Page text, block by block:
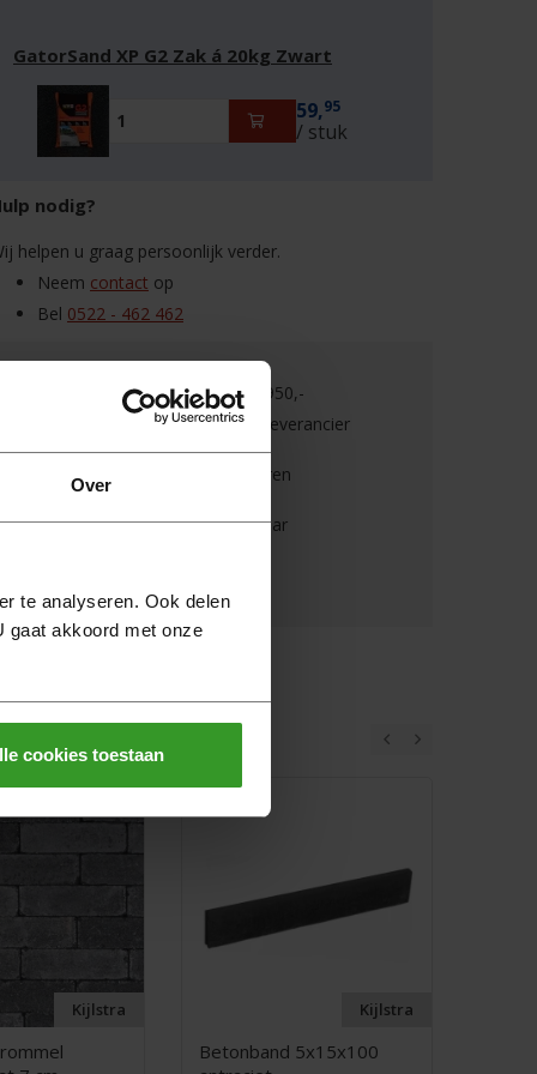
Over
te analyseren. Ook delen
gaat akkoord met onze
cookies toestaan
GatorSand XP G2 Zak á 20kg Zwart
59,95
/ stuk
nodig?
helpen u graag persoonlijk verder.
Neem contact op
Bel 0522 - 462 462
Gratis verzending boven €950,-
goederenwaarde van één leverancier
Binnen 30 dagen retourneren
6 dagen per week bereikbaar
Kijlstra Kijlstra
Betonband 5x15x100